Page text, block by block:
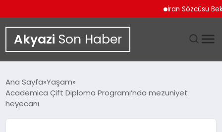
İran Sözcüsü Bekayi
Akyazi Son Haber
Ana Sayfa Yaşam
Academica Çift Diploma Programı’nda mezuniyet
heyecanı